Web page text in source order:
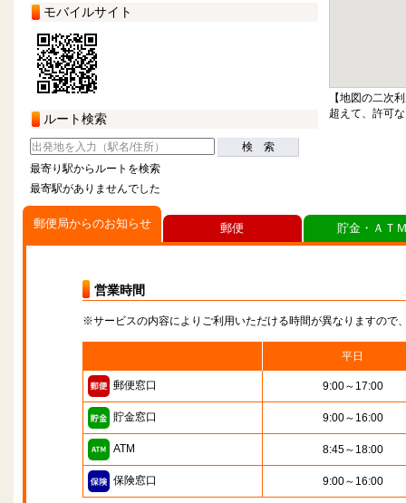
モバイルサイト
ルート検索
検 索
最寄り駅からルートを検索
最寄駅がありませんでした
【地図の二次
超えて、許可
郵便局からのお知らせ
営業時間
※サービスの内容によりご利用いただける時間が異なりますので
平日
郵便窓口 9:00～17:00
貯金窓口 9:00～16:00
ATM 8:45～18:00
保険窓口 9:00～16:00
郵便 貯金・ＡＴ